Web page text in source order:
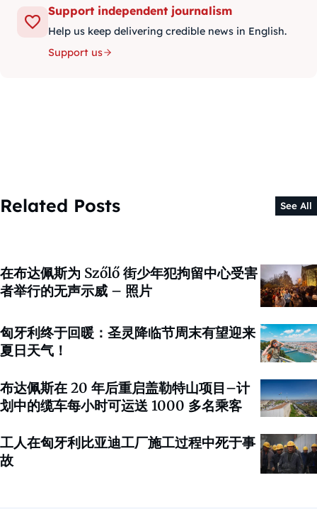
Support independent journalism
Help us keep delivering credible news in English.
Support us
Related Posts See All
在布达佩斯为 Szőlő 街少年犯拘留中心受害
者举行的无声示威 – 照片
匈牙利终于回暖：圣灵降临节周末有望迎来
夏日天气！
布达佩斯在 20 年后重启盖勒特山项目–计
划中的缆车每小时可运送 1000 多名乘客
工人在匈牙利比亚迪工厂施工过程中死于事
故